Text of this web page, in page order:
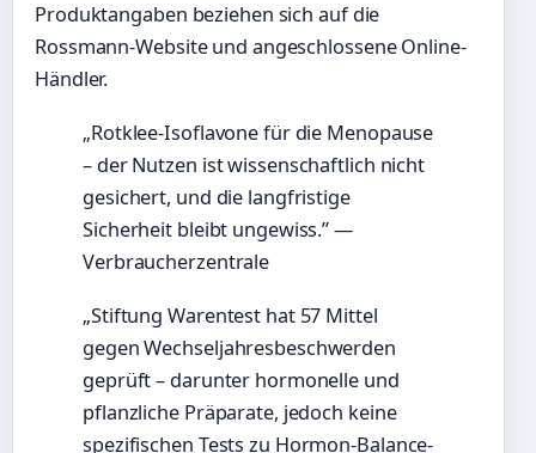
Produktangaben beziehen sich auf die
Rossmann-Website und angeschlossene Online-
Händler.
„Rotklee-Isoflavone für die Menopause
– der Nutzen ist wissenschaftlich nicht
gesichert, und die langfristige
Sicherheit bleibt ungewiss.” —
Verbraucherzentrale
„Stiftung Warentest hat 57 Mittel
gegen Wechseljahresbeschwerden
geprüft – darunter hormonelle und
pflanzliche Präparate, jedoch keine
spezifischen Tests zu Hormon-Balance-